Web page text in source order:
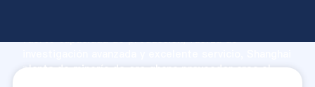
fuerte capacidad de producción, fuerza de
planta de minería de oro ghana proveedor crea el